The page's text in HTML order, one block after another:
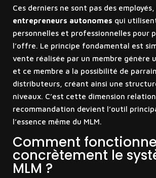
Ces derniers ne sont pas des
entrepreneurs autonomes qui
personnelles et professionnelles pour
l’offre. Le principe fondamental est
vente réalisée par un membre génère
et ce membre a la possibilité de
distributeurs, créant ainsi une
niveaux. C’est cette dimension
recommandation devient l’outil
l’essence même du MLM.
Comment fonctionne
concrètement le
MLM ?